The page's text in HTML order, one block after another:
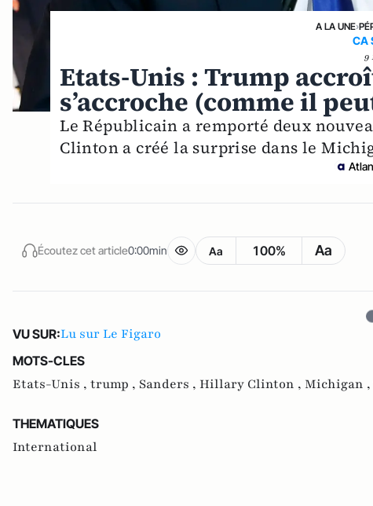
A LA UNE›
CA
9
Etats-Unis : Trump
s’accroche (comme il
Le Républicain a remporté deux
Clinton a créé la surprise dans le
Écoutez cet article0:00min Aa 100% Aa
VU SUR:Lu sur Le Figaro
MOTS-CLES
Etats-Unis , trump , Sanders , Hillary Clinton , Michigan ,
THEMATIQUES
International